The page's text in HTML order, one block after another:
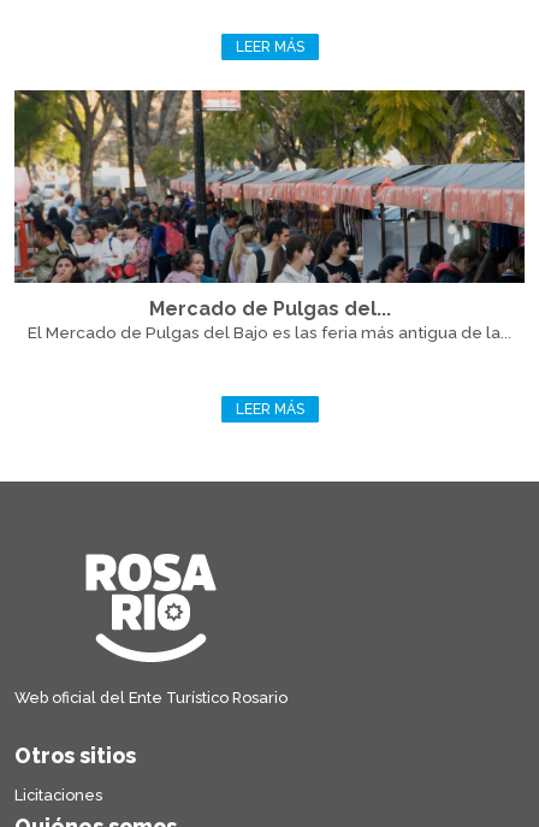
LEER MÁS
Mercado de Pulgas del...
El Mercado de Pulgas del Bajo es las feria más antigua de la...
LEER MÁS
Web oficial del Ente Turístico Rosario
Otros sitios
Licitaciones